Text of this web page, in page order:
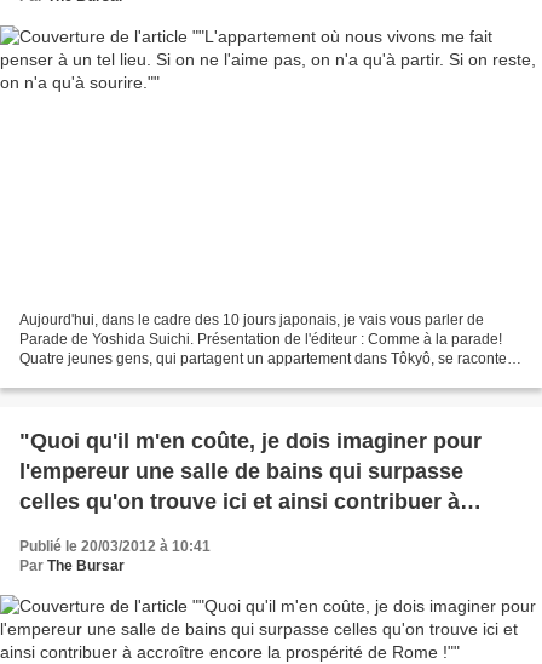
Aujourd'hui, dans le cadre des 10 jours japonais, je vais vous parler de
Parade de Yoshida Suichi. Présentation de l'éditeur : Comme à la parade!
Quatre jeunes gens, qui partagent un appartement dans Tôkyô, se racontent
"Quoi qu'il m'en coûte, je dois imaginer pour
l'empereur une salle de bains qui surpasse
celles qu'on trouve ici et ainsi contribuer à
accroître encore la prospérité de Rome !"
Publié le 20/03/2012 à 10:41
Par The Bursar